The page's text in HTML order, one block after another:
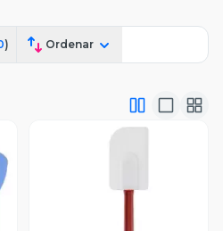
) Ordenar